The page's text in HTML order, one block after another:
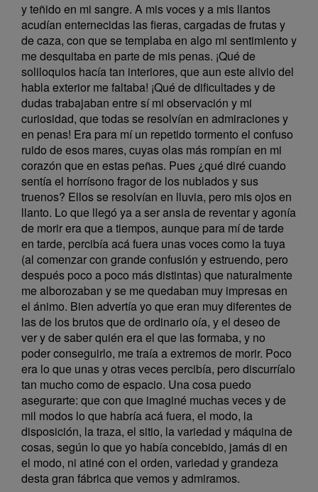
y teñido en mi sangre. A mis voces y a mis llantos
acudían enternecidas las fieras, cargadas de frutas y
de caza, con que se templaba en algo mi sentimiento y
me desquitaba en parte de mis penas. ¡Qué de
soliloquios hacía tan interiores, que aun este alivio del
habla exterior me faltaba! ¡Qué de dificultades y de
dudas trabajaban entre sí mi observación y mi
curiosidad, que todas se resolvían en admiraciones y
en penas! Era para mí un repetido tormento el confuso
ruido de esos mares, cuyas olas más rompían en mi
corazón que en estas peñas. Pues ¿qué diré cuando
sentía el horrísono fragor de los nublados y sus
truenos? Ellos se resolvían en lluvia, pero mis ojos en
llanto. Lo que llegó ya a ser ansia de reventar y agonía
de morir era que a tiempos, aunque para mí de tarde
en tarde, percibía acá fuera unas voces como la tuya
(al comenzar con grande confusión y estruendo, pero
después poco a poco más distintas) que naturalmente
me alborozaban y se me quedaban muy impresas en
el ánimo. Bien advertía yo que eran muy diferentes de
las de los brutos que de ordinario oía, y el deseo de
ver y de saber quién era el que las formaba, y no
poder conseguirlo, me traía a extremos de morir. Poco
era lo que unas y otras veces percibía, pero discurríalo
tan mucho como de espacio. Una cosa puedo
asegurarte: que con que imaginé muchas veces y de
mil modos lo que habría acá fuera, el modo, la
disposición, la traza, el sitio, la variedad y máquina de
cosas, según lo que yo había concebido, jamás di en
el modo, ni atiné con el orden, variedad y grandeza
desta gran fábrica que vemos y admiramos.